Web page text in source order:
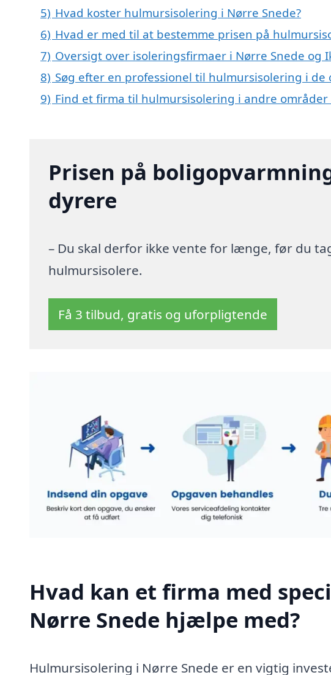
5) Hvad koster hulmursisolering i Nørre Snede?
6) Hvad er med til at bestemme prisen på
7) Oversigt over isoleringsfirmaer i Nørre Snede og
8) Søg efter en professionel til hulmursisolering i
9) Find et firma til hulmursisolering i andre områder
Prisen på
dyrere
– Du skal derfor ikke vente for længe, før du
hulmursisolere.
Få 3 tilbud, gratis og uforpligtende
Hvad kan et firma med
Nørre Snede hjælpe med?
Hulmursisolering i Nørre Snede er en vigtig